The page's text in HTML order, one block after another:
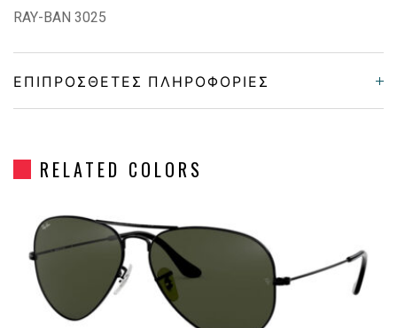
RAY-BAN 3025
ΕΠΙΠΡΌΣΘΕΤΕΣ ΠΛΗΡΟΦΟΡΊΕΣ
Material Μεταλλικό
Color
Lens Color MIRROR SILVER,GREEN
Color code W3275
RELATED COLORS